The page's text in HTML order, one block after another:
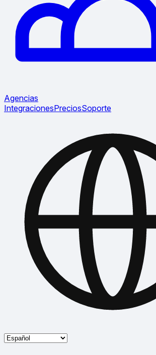
Agencias
IntegracionesPreciosSoporte